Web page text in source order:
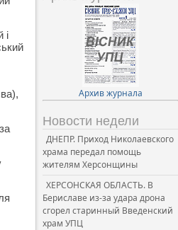
і
Архив журнала
Новости недели
ДНЕПР. Приход Николаевского
храма передал помощь
жителям Херсонщины
ХЕРСОНСКАЯ ОБЛАСТЬ. В
Бериславе из-за удара дрона
сгорел старинный Введенский
храм УПЦ